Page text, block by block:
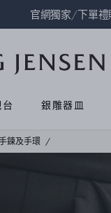
官網獨家/下單禮
銀雕器皿
鍊及手環